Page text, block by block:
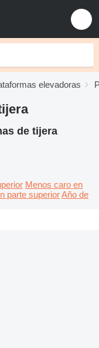
elevadoras
de tijera
Menos caro en
parte superiorAño de